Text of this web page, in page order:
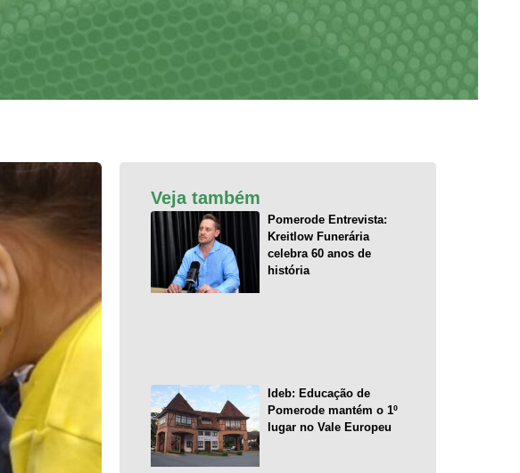
Veja também
Pomerode Entrevista:
Kreitlow Funerária
celebra 60 anos de
história
Ideb: Educação de
Pomerode mantém o 1º
lugar no Vale Europeu